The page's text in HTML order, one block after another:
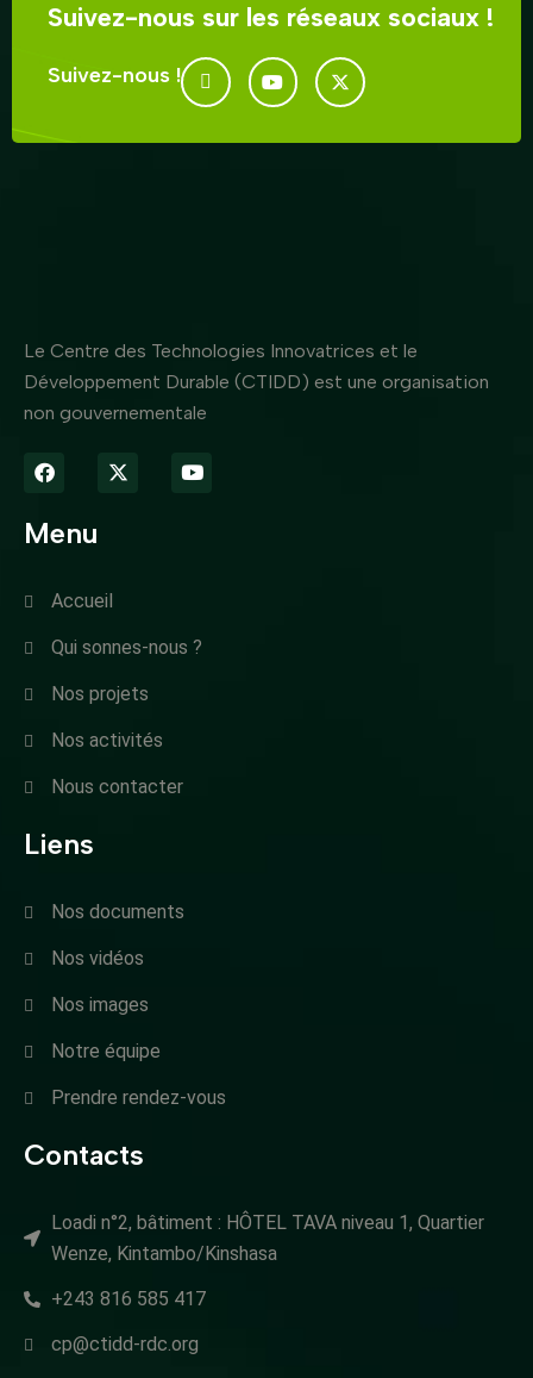
Suivez-nous sur les réseaux sociaux !
Suivez-nous !
Le Centre des Technologies Innovatrices et le
Développement Durable (CTIDD) est une organisation
non gouvernementale
Menu
Accueil
Qui sonnes-nous ?
Nos projets
Nos activités
Nous contacter
Liens
Nos documents
Nos vidéos
Nos images
Notre équipe
Prendre rendez-vous
Contacts
Loadi n°2, bâtiment : HÔTEL TAVA niveau 1, Quartier
Wenze, Kintambo/Kinshasa
+243 816 585 417
cp@ctidd-rdc.org